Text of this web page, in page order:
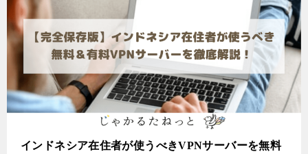
インドネシア在住者が使うべきVPNサーバーを無料